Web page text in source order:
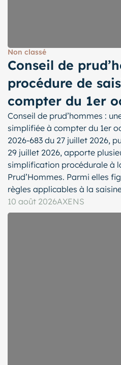
Non classé
Conseil de
procédure de
compter du 1er
Conseil de prud’hommes :
simplifiée à compter du 1er
2026-683 du 27 juillet 2026,
29 juillet 2026, apporte
simplification procédurale à
Prud’Hommes. Parmi elles
règles applicables à la
10 août 2026AXENS